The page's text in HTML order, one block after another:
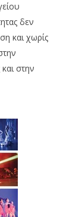
δεν
και χωρίς
στην